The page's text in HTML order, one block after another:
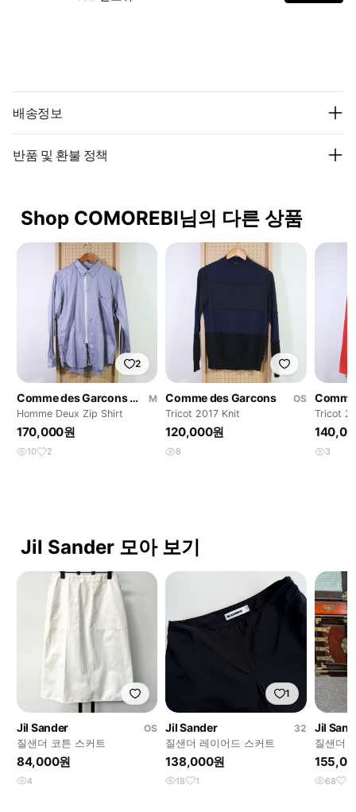
배송정보
반품 및 환불 정책
Shop COMOREBI님의 다른 상품
2
Comme des Garcons Homme Deux
M
Homme Deux Zip Shirt
170,000원
10 2
Comme des Garcons
OS
Tricot 2017 Knit
120,000원
8
Tricot
3
Jil Sander 모아 보기
Jil Sander
OS
질샌더 코튼 스커트
84,000원
4
1
Jil Sander
32
질샌더 레이어드 스커트
138,000원
18 1
Jil
질샌더
68 5